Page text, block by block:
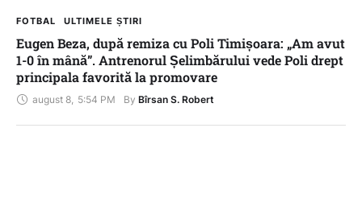
FOTBAL ULTIMELE ȘTIRI
Eugen Beza, după remiza cu Poli Timișoara: „Am avut
1-0 în mână”. Antrenorul Șelimbărului vede Poli drept
principala favorită la promovare
august 8 5:54 PM By Bîrsan S. Robert